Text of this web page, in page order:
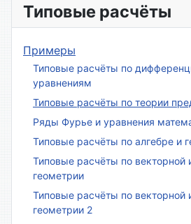
Типовые расчёты
Примеры
Типовые расчёты по
уравнениям
Типовые расчёты по теории
Ряды Фурье и уравнения
Типовые расчёты по алгебре и
Типовые расчёты по векторной
геометрии
Типовые расчёты по векторной
геометрии 2